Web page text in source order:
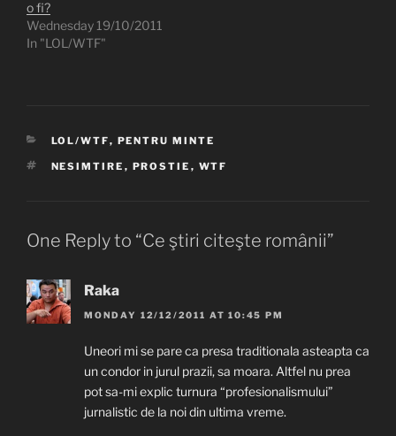
o fi?
Wednesday 19/10/2011
In "LOL/WTF"
CATEGORIES
LOL/WTF, PENTRU MINTE
TAGS
NESIMTIRE , PROSTIE , WTF
One Reply to “Ce ştiri citeşte românii”
Raka
MONDAY 12/12/2011 AT 10:45 PM
Uneori mi se pare ca presa traditionala asteapta ca
un condor in jurul prazii, sa moara. Altfel nu prea
pot sa-mi explic turnura “profesionalismului”
jurnalistic de la noi din ultima vreme.